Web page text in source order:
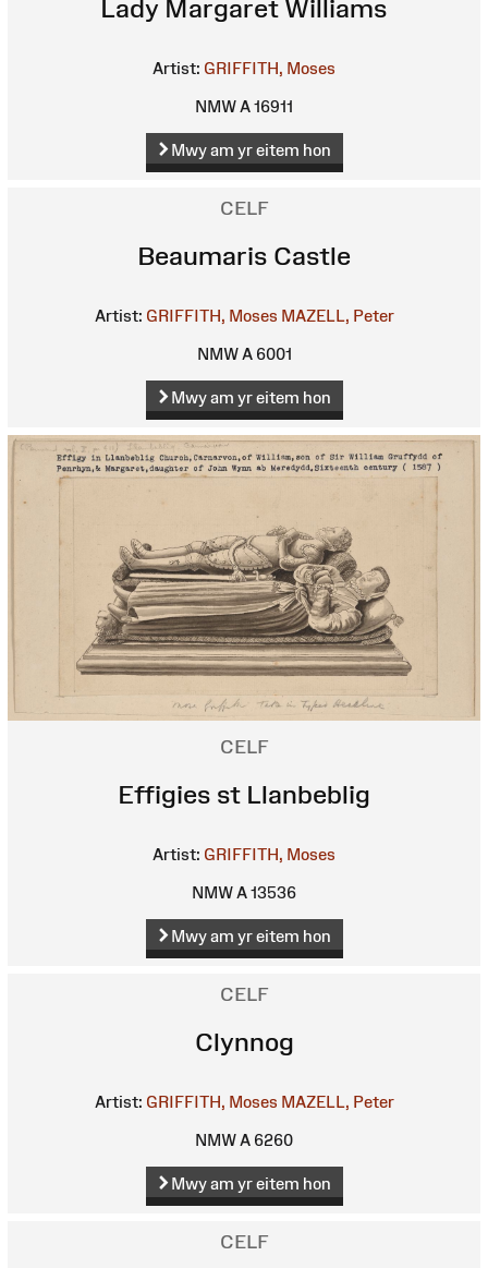
Lady Margaret Williams
Artist: GRIFFITH, Moses
NMW A 16911
Mwy am yr eitem hon
CELF
Beaumaris Castle
Artist: GRIFFITH, Moses MAZELL, Peter
NMW A 6001
Mwy am yr eitem hon
CELF
Effigies st Llanbeblig
Artist: GRIFFITH, Moses
NMW A 13536
Mwy am yr eitem hon
CELF
Clynnog
Artist: GRIFFITH, Moses MAZELL, Peter
NMW A 6260
Mwy am yr eitem hon
CELF